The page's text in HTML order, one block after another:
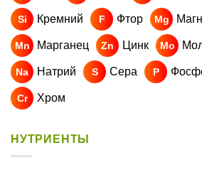
Si Кремний F Фтор Mg
Mn Марганец Zn Цинк Mo
Na Натрий S Сера P
Cr Хром
НУТРИЕНТЫ